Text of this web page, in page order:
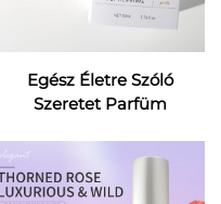
Egész Életre Szóló
Szeretet Parfüm